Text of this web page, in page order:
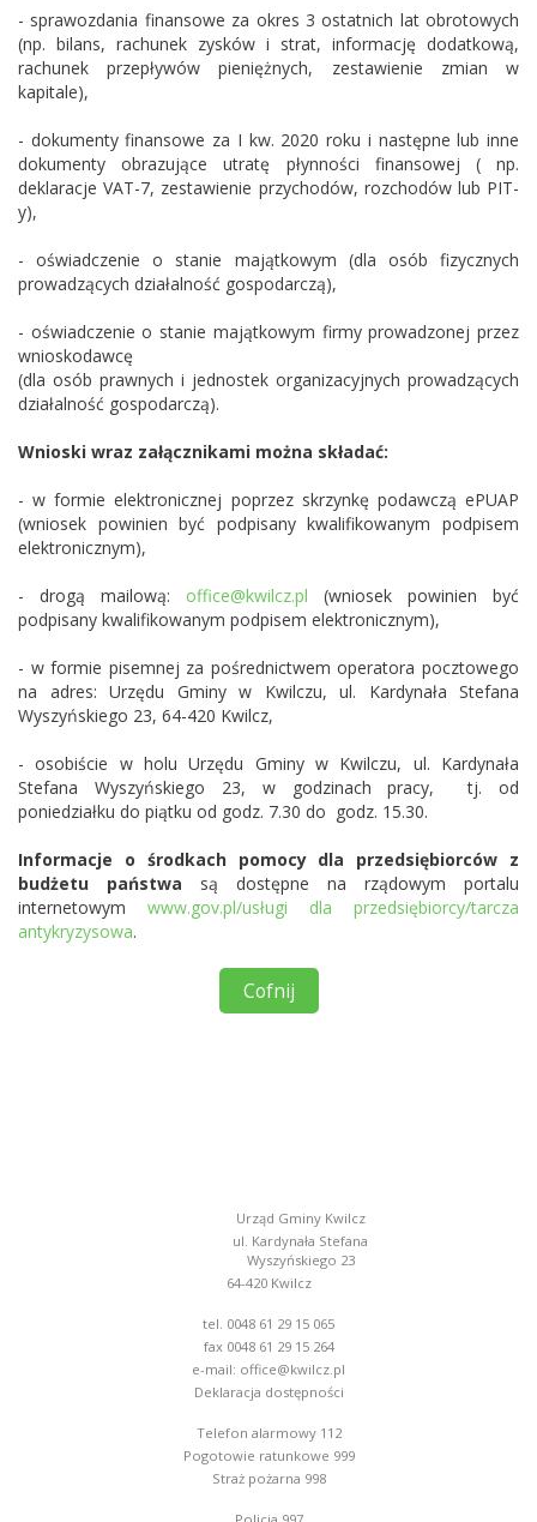
- sprawozdania finansowe za okres 3 ostatnich lat obrotowych
(np. bilans, rachunek zysków i strat, informację dodatkową,
rachunek przepływów pieniężnych, zestawienie zmian w
kapitale),
- dokumenty finansowe za I kw. 2020 roku i następne lub inne
dokumenty obrazujące utratę płynności finansowej ( np.
deklaracje VAT-7, zestawienie przychodów, rozchodów lub PIT-
y),
- oświadczenie o stanie majątkowym (dla osób fizycznych
prowadzących działalność gospodarczą),
- oświadczenie o stanie majątkowym firmy prowadzonej przez
wnioskodawcę
(dla osób prawnych i jednostek organizacyjnych prowadzących
działalność gospodarczą).
Wnioski wraz załącznikami można składać:
- w formie elektronicznej poprzez skrzynkę podawczą ePUAP
(wniosek powinien być podpisany kwalifikowanym podpisem
elektronicznym),
- drogą mailową: office@kwilcz.pl (wniosek powinien być
podpisany kwalifikowanym podpisem elektronicznym),
- w formie pisemnej za pośrednictwem operatora pocztowego
na adres: Urzędu Gminy w Kwilczu, ul. Kardynała Stefana
Wyszyńskiego 23, 64-420 Kwilcz,
- osobiście w holu Urzędu Gminy w Kwilczu, ul. Kardynała
Stefana Wyszyńskiego 23, w godzinach pracy, tj. od
poniedziałku do piątku od godz. 7.30 do godz. 15.30.
Informacje o środkach pomocy dla przedsiębiorców z
budżetu państwa są dostępne na rządowym portalu
internetowym www.gov.pl/usługi dla przedsiębiorcy/tarcza
antykryzysowa.
Cofnij
Urząd Gminy Kwilcz
ul. Kardynała Stefana
Wyszyńskiego 23
64-420 Kwilcz
tel. 0048 61 29 15 065
fax 0048 61 29 15 264
e-mail: office@kwilcz.pl
Deklaracja dostępności
Telefon alarmowy 112
Pogotowie ratunkowe 999
Straż pożarna 998